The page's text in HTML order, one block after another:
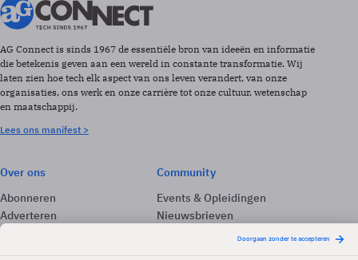
AG Connect is sinds 1967 de essentiële bron van ideeën en informatie
die betekenis geven aan een wereld in constante transformatie. Wij
laten zien hoe tech elk aspect van ons leven verandert, van onze
organisaties, ons werk en onze carrière tot onze cultuur, wetenschap
en maatschappij.
Lees ons manifest >
Over ons
Abonneren
Adverteren
Community
Events & Opleidingen
Nieuwsbrieven